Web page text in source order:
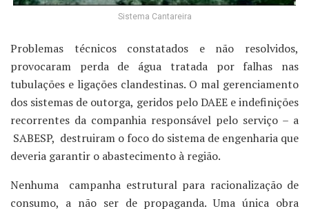
Sistema Cantareira
Problemas técnicos constatados e não resolvidos,
provocaram perda de água tratada por falhas nas
tubulações e ligações clandestinas. O mal gerenciamento
dos sistemas de outorga, geridos pelo DAEE e indefinições
recorrentes da companhia responsável pelo serviço – a
SABESP, destruiram o foco do sistema de engenharia que
deveria garantir o abastecimento à região.
Nenhuma campanha estrutural para racionalização de
consumo, a não ser de propaganda. Uma única obra